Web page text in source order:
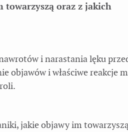
towarzyszą oraz z jakich
i narastania lęku
objawów i właściwe reakcje
jakie objawy im